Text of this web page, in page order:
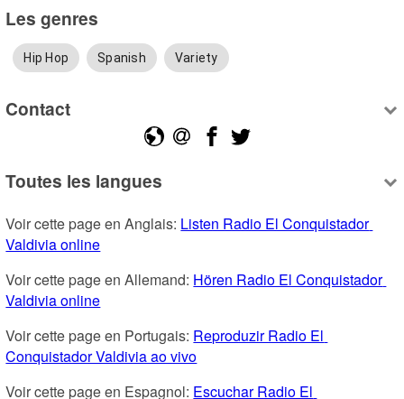
Les genres
Hip Hop Spanish Variety
Contact
Toutes les langues
Voir cette page en Anglais: Listen Radio El Conquistador
Valdivia online
Voir cette page en Allemand: Hören Radio El Conquistador
Valdivia online
Voir cette page en Portugais: Reproduzir Radio El
Conquistador Valdivia ao vivo
Voir cette page en Espagnol: Escuchar Radio El